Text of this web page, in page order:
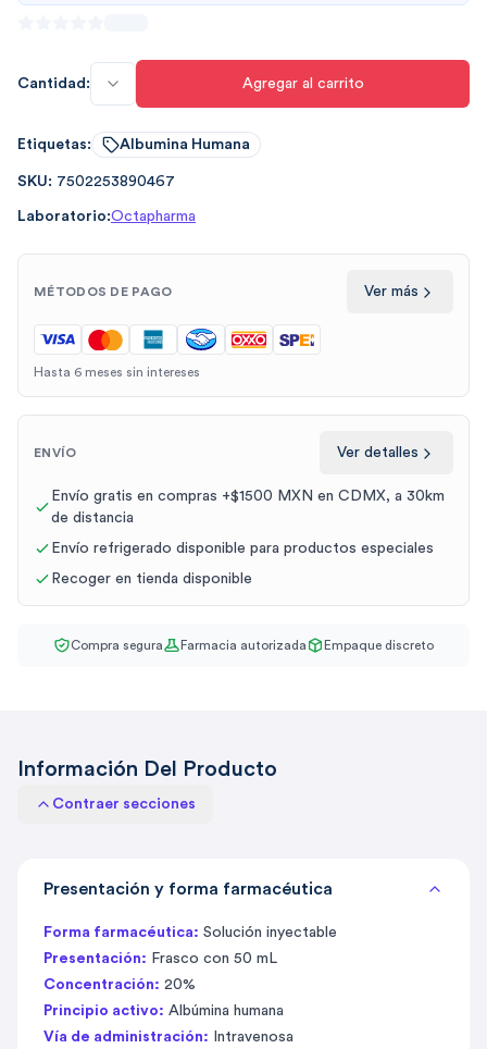
Cantidad: Agregar al carrito
Etiquetas: Albumina Humana
SKU: 7502253890467
Laboratorio:Octapharma
MÉTODOS DE PAGO Ver más
Hasta 6 meses sin intereses
ENVÍO Ver detalles
Envío gratis en compras +$1500 MXN en CDMX, a 30km
de distancia
Envío refrigerado disponible para productos especiales
Recoger en tienda disponible
Compra segura Farmacia autorizada Empaque discreto
Información Del Producto
Contraer secciones
Presentación y forma farmacéutica
Forma farmacéutica: Solución inyectable
Presentación: Frasco con 50 mL
Concentración: 20%
Principio activo: Albúmina humana
Vía de administración: Intravenosa